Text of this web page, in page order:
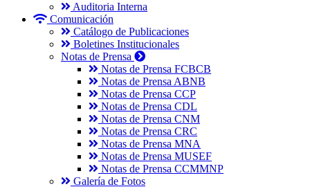
Auditoria Interna
Comunicación
Catálogo de Publicaciones
Boletines Institucionales
Notas de Prensa
Notas de Prensa FCBCB
Notas de Prensa ABNB
Notas de Prensa CCP
Notas de Prensa CDL
Notas de Prensa CNM
Notas de Prensa CRC
Notas de Prensa MNA
Notas de Prensa MUSEF
Notas de Prensa CCMMNP
Galería de Fotos